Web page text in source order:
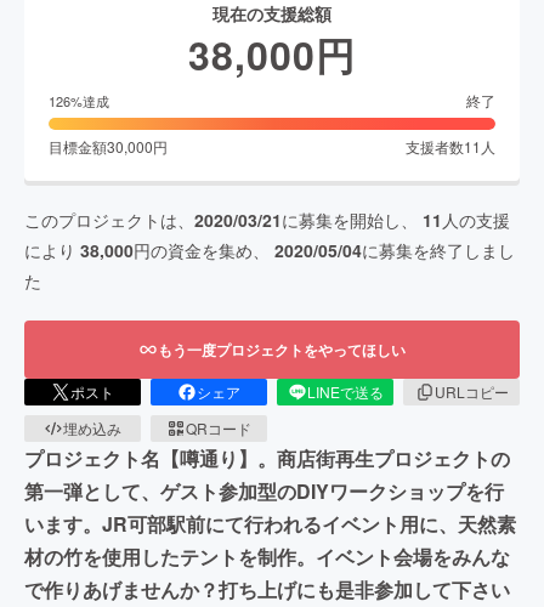
現在の支援総額
38,000円
126%達成 終了
目標金額30,000円 支援者数11 人
このプロジェクトは、 2020/03/21に募集を開始し、 11 人の支援
により 38,000円の資金を集め、 2020/05/04に募集を終了しまし
た
もう一度プロジェクトをやってほしい
ポスト シェア LINEで送る
URLコピー
埋め込み
QRコード
プロジェクト名【噂通り】。商店街再生プロジェクトの
第一弾として、ゲスト参加型のDIYワークショップを行
います。JR可部駅前にて行われるイベント用に、天然素
材の竹を使用したテントを制作。イベント会場をみんな
で作りあげませんか？打ち上げにも是非参加して下さい